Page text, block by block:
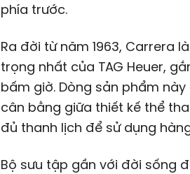
phía trước.
Ra đời từ năm 1963, Carrera
trọng nhất của TAG Heuer,
bấm giờ. Dòng sản phẩm
cân bằng giữa thiết kế thể
đủ thanh lịch để sử dụng
Bộ sưu tập gần với đời sống